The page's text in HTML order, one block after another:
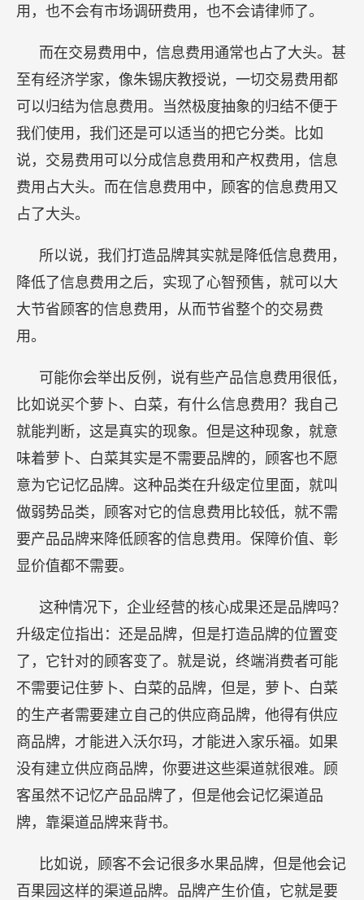
用，也不会有市场调研费用，也不会请律师了。
而在交易费用中，信息费用通常也占了大头。甚
至有经济学家，像朱锡庆教授说，一切交易费用都
可以归结为信息费用。当然极度抽象的归结不便于
我们使用，我们还是可以适当的把它分类。比如
说，交易费用可以分成信息费用和产权费用，信息
费用占大头。而在信息费用中，顾客的信息费用又
占了大头。
所以说，我们打造品牌其实就是降低信息费用，
降低了信息费用之后，实现了心智预售，就可以大
大节省顾客的信息费用，从而节省整个的交易费
用。
可能你会举出反例，说有些产品信息费用很低，
比如说买个萝卜、白菜，有什么信息费用？我自己
就能判断，这是真实的现象。但是这种现象，就意
味着萝卜、白菜其实是不需要品牌的，顾客也不愿
意为它记忆品牌。这种品类在升级定位里面，就叫
做弱势品类，顾客对它的信息费用比较低，就不需
要产品品牌来降低顾客的信息费用。保障价值、彰
显价值都不需要。
这种情况下，企业经营的核心成果还是品牌吗？
升级定位指出：还是品牌，但是打造品牌的位置变
了，它针对的顾客变了。就是说，终端消费者可能
不需要记住萝卜、白菜的品牌，但是，萝卜、白菜
的生产者需要建立自己的供应商品牌，他得有供应
商品牌，才能进入沃尔玛，才能进入家乐福。如果
没有建立供应商品牌，你要进这些渠道就很难。顾
客虽然不记忆产品品牌了，但是他会记忆渠道品
牌，靠渠道品牌来背书。
比如说，顾客不会记很多水果品牌，但是他会记
百果园这样的渠道品牌。品牌产生价值，它就是要